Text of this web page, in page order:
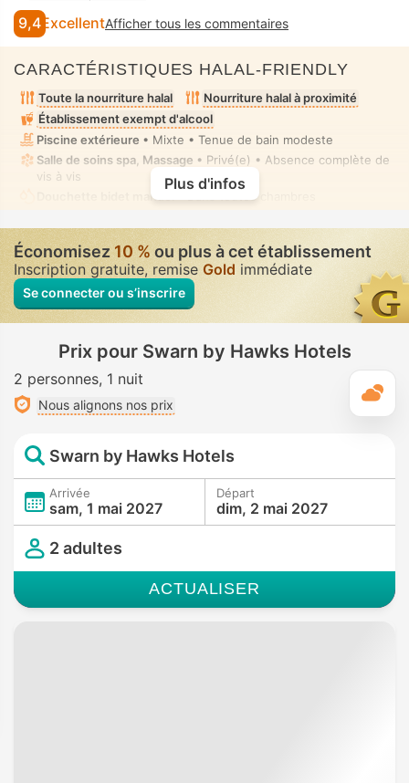
9,4 ExcellentAfficher tous les commentaires
CARACTÉRISTIQUES HALAL-FRIENDLY
Toute la nourriture halal
Nourriture halal à proximité
Établissement exempt d'alcool
Piscine extérieure • Mixte • Tenue de bain modeste
Salle de soins spa, Massage • Privé(e) • Absence complète de
vis à vis
Douchette bidet manuel
• Dans toutes chambres
Plus d'infos
Économisez10 %ou plus à cet établissement
Inscription gratuite, remise Gold immédiate
Se connecter ou s’inscrire
Prix pour Swarn by Hawks Hotels
2 personnes 1 nuit
Nous alignons nos prix
Swarn by Hawks Hotels
Arrivée
sam, 1 mai 2027
Départ
dim, 2 mai 2027
2 adultes
ACTUALISER